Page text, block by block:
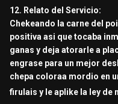
12. Relato del Servicio:
Chekeando la carne del
positiva asi que tocaba
ganas y deja atorarle a
engrase para un mejor
chepa coloraa mordio en
firulais y le aplike la ley de